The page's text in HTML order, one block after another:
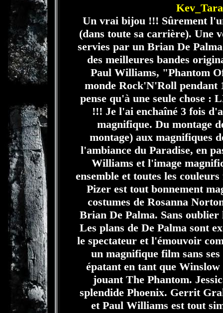
Un vrai bijou !!! Sûrement
(dans toute sa carrière). Une
servies par un Brian De
des meilleures bandes
Paul Williams, "Phantom
monde Rock'N'Roll pendant
pense qu'à une seule chose
!!! Je l'ai enchaîné 3 fois
magnifique. Du montage
montage) aux magnifiques
l'ambiance du Paradise, en
Williams et l'image
ensemble et toutes les
Pizer est tout bonnement
costumes de Rosanna
Brian De Palma. Sans
Les plans de De Palma sont
le spectateur et l'émouvoir
un magnifique film sans
épatant en tant que
jouant The Phantom.
splendide Phoenix. Gerrit
et Paul Williams est tout